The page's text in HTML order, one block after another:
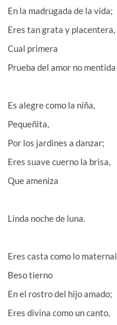
En la madrugada de la vida;
Eres tan grata y placentera,
Cual primera
Prueba del amor no mentida
Es alegre como la niña,
Pequeñita,
Por los jardines a danzar;
Eres suave cuerno la brisa,
Que ameniza
Linda noche de luna.
Eres casta como lo maternal
Beso tierno
En el rostro del hijo amado;
Eres divina como un canto,